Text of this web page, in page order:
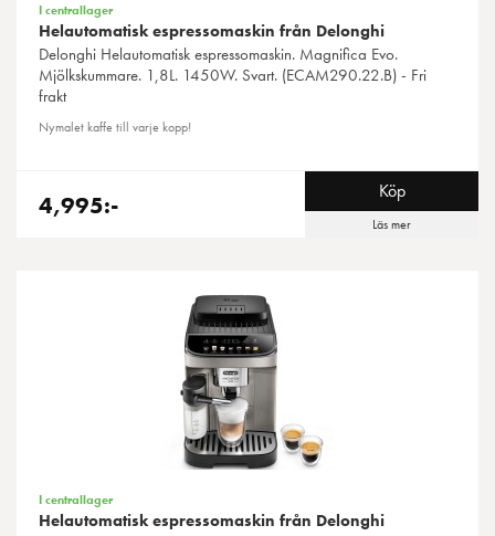
I centrallager
Helautomatisk espressomaskin från Delonghi
Delonghi Helautomatisk espressomaskin. Magnifica Evo.
Mjölkskummare. 1,8L. 1450W. Svart. (ECAM290.22.B) - Fri
frakt
Nymalet kaffe till varje kopp!
4,995:- Köp
Läs mer
I centrallager
Helautomatisk espressomaskin från Delonghi